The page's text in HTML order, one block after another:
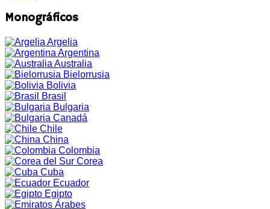
Monográficos
Argelia
Argentina
Australia
Bielorrusia
Bolivia
Brasil
Bulgaria
Canadá
Chile
China
Colombia
Corea
Cuba
Ecuador
Egipto